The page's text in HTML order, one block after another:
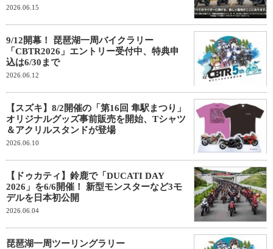
2026.06.15
9/12開幕！ 琵琶湖一周バイクラリー
「CBTR2026」エントリー受付中、特典申
込は6/30まで
2026.06.12
【スズキ】8/2開催の「第16回 隼駅まつり」
オリジナルグッズ事前販売を開始、Tシャツ
＆アクリルスタンドが登場
2026.06.10
【ドゥカティ】鈴鹿で「DUCATI DAY
2026」を6/6開催！ 新型モンスターなど3モ
デルを日本初公開
2026.06.04
琵琶湖一周ツーリングラリー